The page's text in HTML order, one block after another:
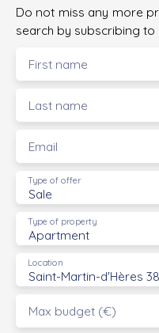
Do not miss any more
search by subscribing to
First name
Last name
Email
Sale
Type of offer
Apartment
Type of property
Saint-Martin-d'Hères
Location
Max budget (€)